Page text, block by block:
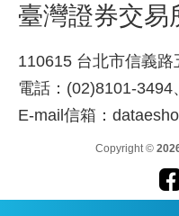
臺灣證券交易
110615 台北市信義
電話：(02)8101-3494
E-mail信箱：
Copyright ©